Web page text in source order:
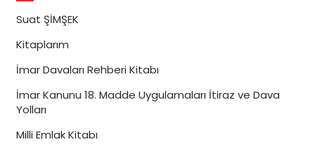
Suat ŞİMŞEK
Kitaplarım
İmar Davaları Rehberi Kitabı
İmar Kanunu 18. Madde Uygulamaları İtiraz ve Dava
Yolları
Milli Emlak Kitabı